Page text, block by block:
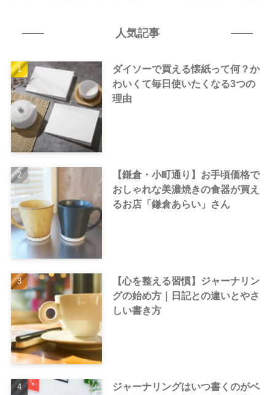
人気記事
ダイソーで買える懐紙って何？か
わいくて毎日使いたくなる3つの
理由
【鎌倉・小町通り】お手頃価格で
おしゃれな美濃焼きの食器が買え
るお店「鎌倉あらい」さん
【心を整える習慣】ジャーナリン
グの始め方｜日記との違いとやさ
しい書き方
ジャーナリングはいつ書くのがベ